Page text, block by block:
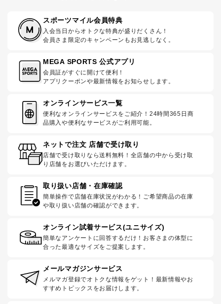
スポーツマイル会員特典
入会当日からオトクな特典が盛りだくさん！
会員さま限定のキャンペーンもお見逃しなく。
MEGA SPORTS 公式アプリ
会員証がすぐに開けて便利！
アプリクーポンや最新情報をお知らせします。
オンラインサービス一覧
便利なオンラインサービスをご紹介！24時間365日商
品購入や便利なサービスがご利用可能。
ネットで注文 店舗で受け取り
店舗で受け取りなら送料無料！全店舗の中から受け取
り店舗をお選びいただけます。
取り扱い店舗・在庫確認
簡単操作で店舗在庫状況がわかる！ご希望商品の在庫
や取り扱い店舗の確認ができます。
オンライン試着サービス(ユニサイズ)
簡単なアンケートに回答するだけ！お客さまの体型に
合った最適なサイズをご提案します。
メールマガジンサービス
メルマガ登録でオトクな情報をゲット！最新情報やお
すすめトピックスをお届けします。